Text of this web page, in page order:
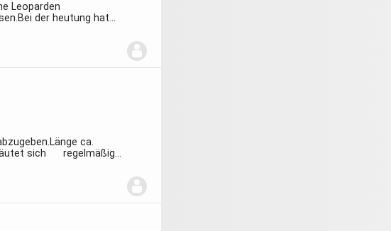
Leoparden
Bei der heutung hat
Länge ca.
sich
regelmäßig
und...